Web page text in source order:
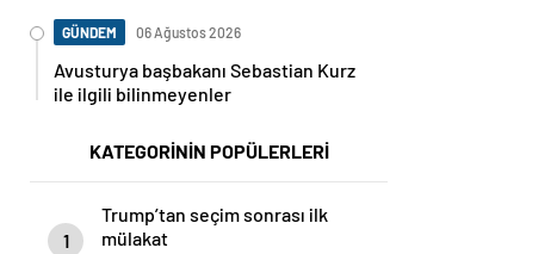
GÜNDEM 06 Ağustos 2026
Avusturya başbakanı Sebastian Kurz
ile ilgili bilinmeyenler
KATEGORİNİN POPÜLERLERİ
1
Trump’tan seçim sonrası ilk
mülakat